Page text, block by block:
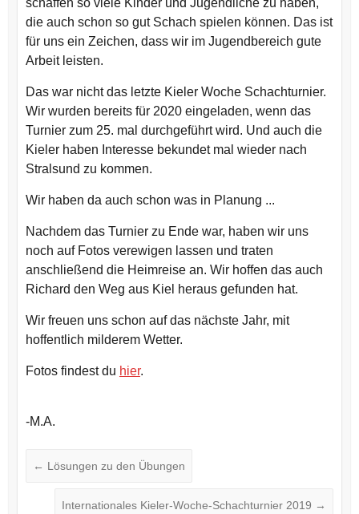
die auch schon so gut Schach spielen können. Das ist
für uns ein Zeichen, dass wir im Jugendbereich gute
Arbeit leisten.
Das war nicht das letzte Kieler Woche Schachturnier.
Wir wurden bereits für 2020 eingeladen, wenn das
Turnier zum 25. mal durchgeführt wird. Und auch die
Kieler haben Interesse bekundet mal wieder nach
Stralsund zu kommen.
Wir haben da auch schon was in Planung ...
Nachdem das Turnier zu Ende war, haben wir uns
noch auf Fotos verewigen lassen und traten
anschließend die Heimreise an. Wir hoffen das auch
Richard den Weg aus Kiel heraus gefunden hat.
Wir freuen uns schon auf das nächste Jahr, mit
hoffentlich milderem Wetter.
Fotos findest du hier.
-M.A.
← Lösungen zu den Übungen
Internationales Kieler-Woche-Schachturnier 2019 →